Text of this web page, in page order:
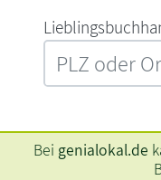
Bei genialokal.de